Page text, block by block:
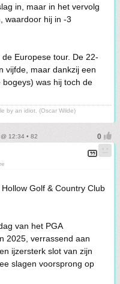
in, maar in het vervolg
waardoor hij in -3
Europese tour. De 22-
vijfde, maar dankzij een
was hij toch de
by an idiot. (Oscar Wilde)
12:34 • 82
Golf & Country Club
van het PGA
2025, verrassend aan
ijzersterk slot van zijn
slagen voorsprong op